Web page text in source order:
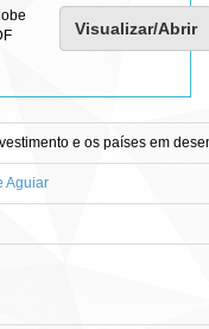
Visualizar/Abrir
e os países em
Aguiar